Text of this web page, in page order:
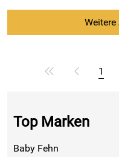
1
Top Marken
Baby Fehn